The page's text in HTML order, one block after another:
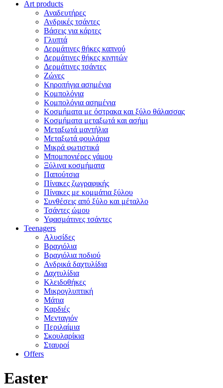
Art products
Αναδευτήρες
Ανδρικές τσάντες
Βάσεις για κάρτες
Γλυπτά
Δερμάτινες θήκες καπνού
Δερμάτινες θήκες κινητών
Δερμάτινες τσάντες
Ζώνες
Κηροπήγια ασημένια
Κομπολόγια
Κομπολόγια ασημένια
Κοσμήματα με όστρακα και ξύλο θάλασσας
Κοσμήματα μεταξωτά και ασήμι
Μεταξωτά μαντήλια
Μεταξωτά φουλάρια
Μικρά φωτιστικά
Μπομπονιέρες γάμου
Ξύλινα κοσμήματα
Παπούτσια
Πίνακες ζωγραφικής
Πίνακες με κομμάτια ξύλου
Συνθέσεις από ξύλο και μέταλλο
Τσάντες ώμου
Υφασμάτινες τσάντες
Teenagers
Αλυσίδες
Βραχιόλια
Βραχιόλια ποδιού
Ανδρικά δαχτυλίδια
Δαχτυλίδια
Κλειδοθήκες
Μικρογλυπτική
Μάτια
Καρδιές
Μενταγιόν
Περιλαίμια
Σκουλαρίκια
Σταυροί
Offers
Easter